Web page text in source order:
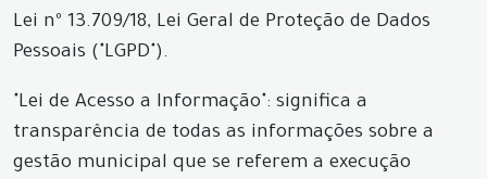
Lei nº 13.709/18, Lei Geral de Proteção de Dados
Pessoais ("LGPD").
"Lei de Acesso a Informação": significa a
transparência de todas as informações sobre a
gestão municipal que se referem a execução